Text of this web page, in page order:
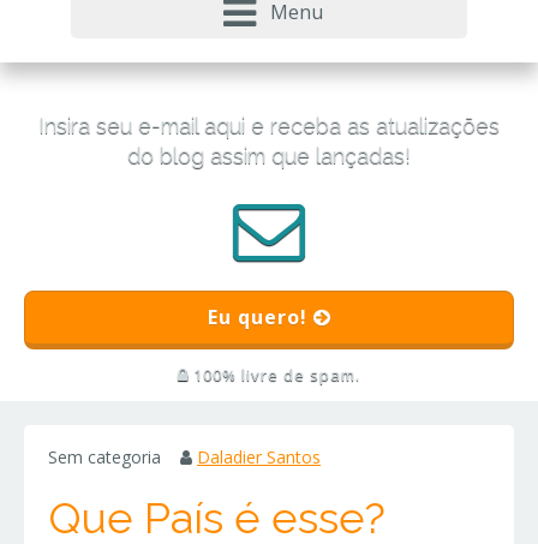
Menu
Insira seu e-mail aqui e receba as atualizações
do blog assim que lançadas!
Eu quero!
100% livre de spam.
Sem categoria Daladier Santos
Que País é esse?